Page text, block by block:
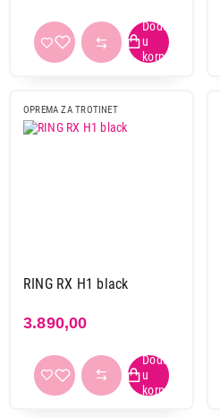
OPREMA ZA TROTINET
RING RX H1 black
3.890,00